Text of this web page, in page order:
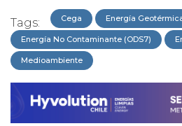
Tags: Cega Energía
Energía No Contaminante (ODS7)
Medioambiente